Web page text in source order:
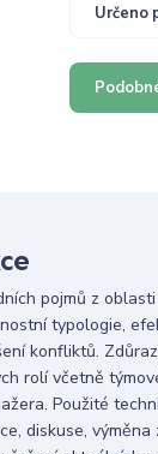
Určeno
pojmů z
typologie,
konfliktů.
rolí včetně
Použité
diskuse, výměna